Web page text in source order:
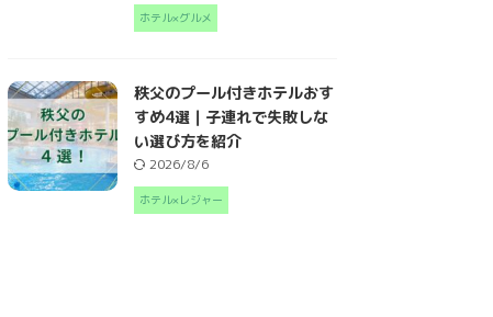
ホテル×グルメ
秩父のプール付きホテルおす
すめ4選｜子連れで失敗しな
い選び方を紹介
2026/8/6
ホテル×レジャー